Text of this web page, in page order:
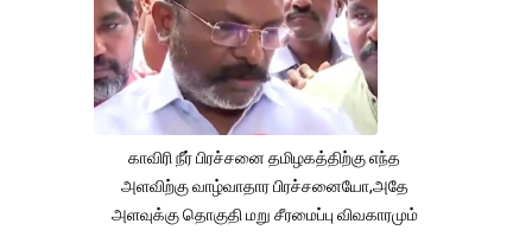
காவிரி நீர் பிரச்சனை தமிழகத்திற்கு எந்த
அளவிற்கு வாழ்வாதார பிரச்சனையோ,அதே
அளவுக்கு தொகுதி மறு சீரமைப்பு விவகாரமும்